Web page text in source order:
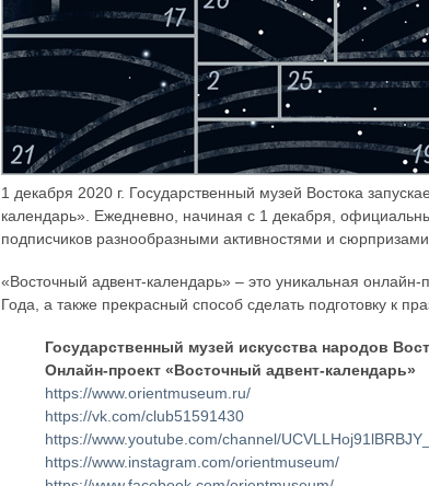
1 декабря 2020 г. Государственный музей Востока
календарь». Ежедневно, начиная с 1 декабря,
подписчиков разнообразными активностями и сюрпризами.
«Восточный адвент-календарь» – это уникальная
Года, а также прекрасный способ сделать подготовку к
Государственный музей искусства народов
Онлайн-проект «Восточный адвент-календарь»
https://www.orientmuseum.ru/
https://vk.com/club51591430
https://www.youtube.com/channel/
https://www.instagram.com/orientmuseum/